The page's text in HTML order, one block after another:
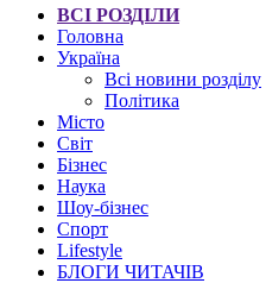
ВСІ РОЗДІЛИ
Головна
Україна
Всі новини розділу
Політика
Місто
Світ
Бізнес
Наука
Шоу-бізнес
Спорт
Lifestyle
БЛОГИ ЧИТАЧІВ